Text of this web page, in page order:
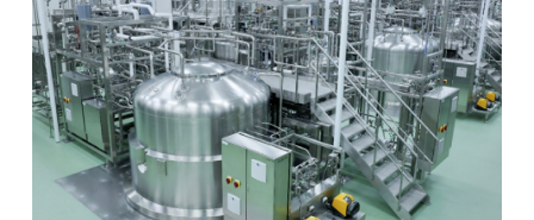
公司新闻
关于我们
联系我们
人才招聘